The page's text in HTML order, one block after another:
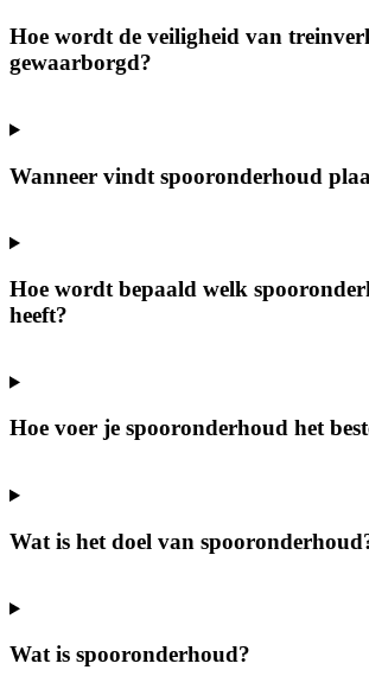
Hoe wordt de veiligheid van
gewaarborgd?
Wanneer vindt spooronderhoud
Hoe wordt bepaald welk
heeft?
Hoe voer je spooronderhoud het
Wat is het doel van
Wat is spooronderhoud?